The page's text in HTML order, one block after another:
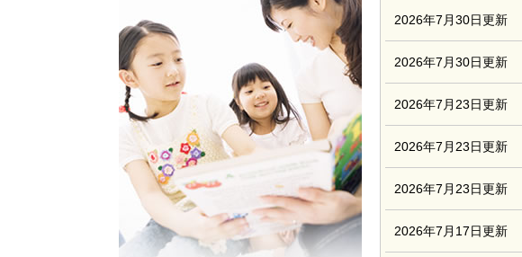
2026年7月30日更新
2026年7月30日更新
2026年7月23日更新
2026年7月23日更新
2026年7月23日更新
2026年7月17日更新